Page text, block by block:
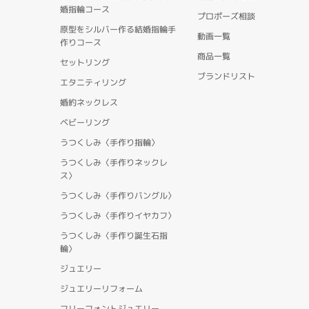
婚指輪コース
原型をシルバー作る結婚指輪手
作りコース
セットリング
エタニティリング
婚約ネックレス
ベビーリング
うつくしみ〈手作り指輪〉
うつくしみ〈手作りネックレ
ス〉
うつくしみ〈手作りバングル〉
うつくしみ〈手作りイヤカフ〉
うつくしみ〈手作り誕生石指
輪〉
ジュエリー
ジュエリーリフォーム
プロポーズ相談
動画一覧
商品一覧
ブランドリスト